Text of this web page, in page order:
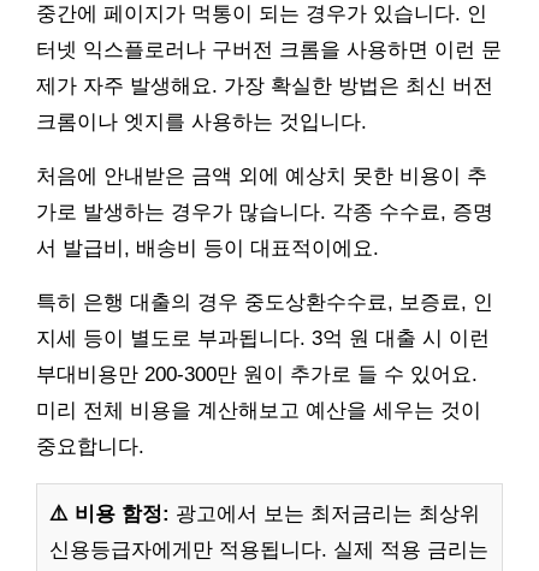
중간에 페이지가 먹통이 되는 경우가 있습니다. 인
터넷 익스플로러나 구버전 크롬을 사용하면 이런 문
제가 자주 발생해요. 가장 확실한 방법은 최신 버전
크롬이나 엣지를 사용하는 것입니다.
처음에 안내받은 금액 외에 예상치 못한 비용이 추
가로 발생하는 경우가 많습니다. 각종 수수료, 증명
서 발급비, 배송비 등이 대표적이에요.
특히 은행 대출의 경우 중도상환수수료, 보증료, 인
지세 등이 별도로 부과됩니다. 3억 원 대출 시 이런
부대비용만 200-300만 원이 추가로 들 수 있어요.
미리 전체 비용을 계산해보고 예산을 세우는 것이
중요합니다.
⚠️ 비용 함정: 광고에서 보는 최저금리는 최상위
신용등급자에게만 적용됩니다. 실제 적용 금리는